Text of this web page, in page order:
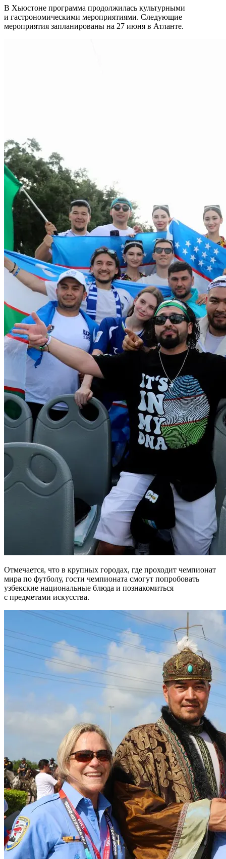
В Хьюстоне программа продолжилась культурными
и гастрономическими мероприятиями. Следующие
мероприятия запланированы на 27 июня в Атланте.
Отмечается, что в крупных городах, где проходит чемпионат
мира по футболу, гости чемпионата смогут попробовать
узбекские национальные блюда и познакомиться
с предметами искусства.